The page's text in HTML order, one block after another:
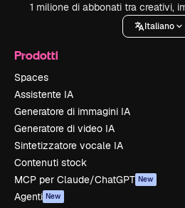
1 milione di abbonati tra creativi,
Italiano
Prodotti
Spaces
Assistente IA
Generatore di immagini IA
Generatore di video IA
Sintetizzatore vocale IA
Contenuti stock
MCP per Claude/ChatGPT New
Agenti New